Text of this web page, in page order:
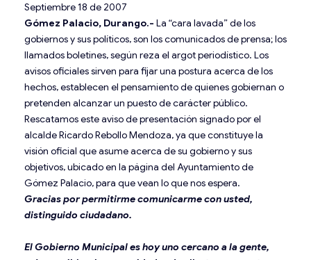
Septiembre 18 de 2007
Gómez Palacio, Durango.- La “cara lavada” de los
gobiernos y sus políticos, son los comunicados de prensa; los
llamados boletines, según reza el argot periodístico. Los
avisos oficiales sirven para fijar una postura acerca de los
hechos, establecen el pensamiento de quienes gobiernan o
pretenden alcanzar un puesto de carácter público.
Rescatamos este aviso de presentación signado por el
alcalde Ricardo Rebollo Mendoza, ya que constituye la
visión oficial que asume acerca de su gobierno y sus
objetivos, ubicado en la página del Ayuntamiento de
Gómez Palacio, para que vean lo que nos espera.
Gracias por permitirme comunicarme con usted,
distinguido ciudadano.
El Gobierno Municipal es hoy uno cercano a la gente,